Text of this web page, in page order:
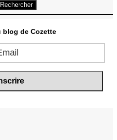
Rechercher
blog de Cozette